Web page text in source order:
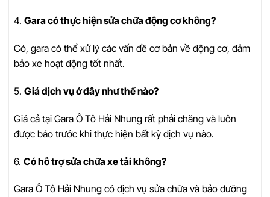
4. Gara có thực hiện sửa chữa động cơ không?
Có, gara có thể xử lý các vấn đề cơ bản về động cơ, đảm
bảo xe hoạt động tốt nhất.
5. Giá dịch vụ ở đây như thế nào?
Giá cả tại Gara Ô Tô Hải Nhung rất phải chăng và luôn
được báo trước khi thực hiện bất kỳ dịch vụ nào.
6. Có hỗ trợ sửa chữa xe tải không?
Gara Ô Tô Hải Nhung có dịch vụ sửa chữa và bảo dưỡng